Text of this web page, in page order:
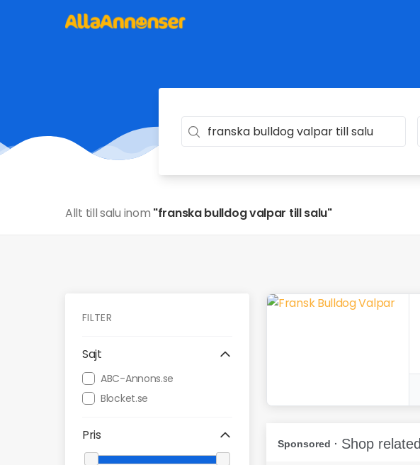
Allt till salu inom "franska bulldog valpar till salu"
FILTER
Sajt
ABC-Annons.se
Blocket.se
Pris